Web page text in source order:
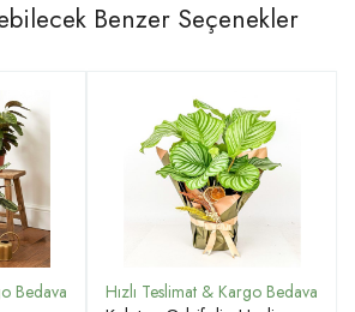
Benzer Seçenekler